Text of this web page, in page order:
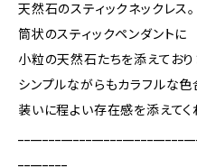
天然石のスティックネックレス。
筒状のスティックペンダントに
小粒の天然石たちを添えており
シンプルながらもカラフルな色
装いに程よい存在感を添えてく